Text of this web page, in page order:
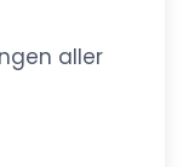
aller